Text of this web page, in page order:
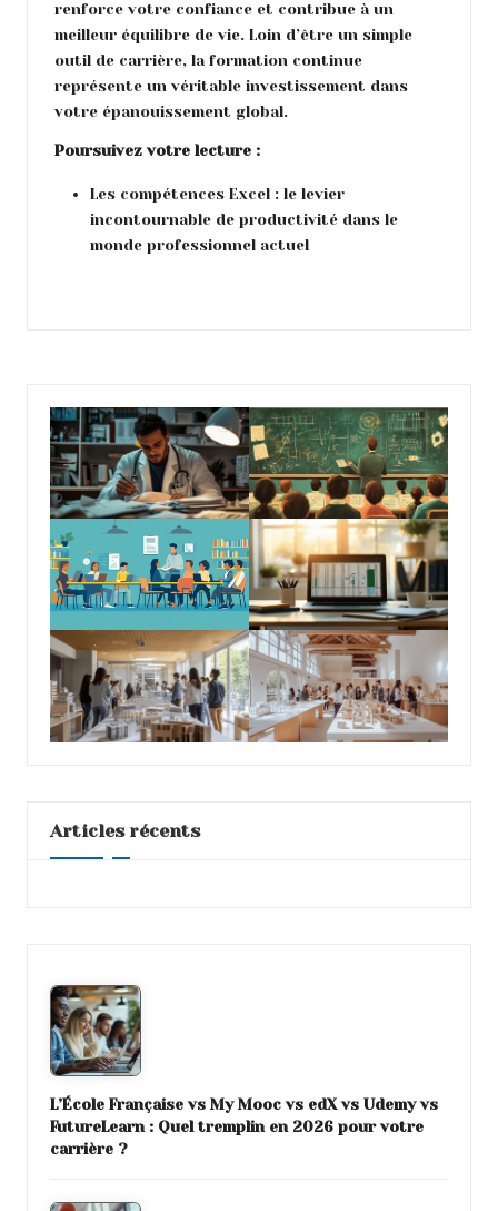
renforce votre confiance et contribue à un
meilleur équilibre de vie. Loin d’être un simple
outil de carrière, la formation continue
représente un véritable investissement dans
votre épanouissement global.
Poursuivez votre lecture :
Les compétences Excel : le levier
incontournable de productivité dans le
monde professionnel actuel
Articles récents
L’École Française vs My Mooc vs edX vs Udemy vs
FutureLearn : Quel tremplin en 2026 pour votre
carrière ?